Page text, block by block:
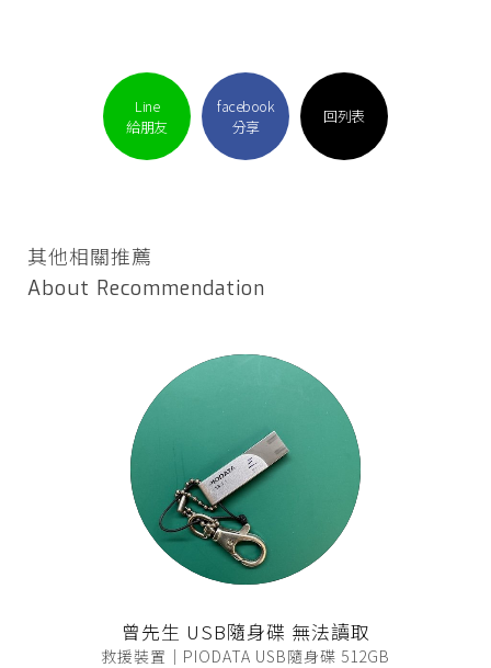
Line
給朋友
facebook
分享
回列表
其他相關推薦
About Recommendation
曾先生 USB隨身碟 無法讀取
救援裝置｜PIODATA USB隨身碟 512GB